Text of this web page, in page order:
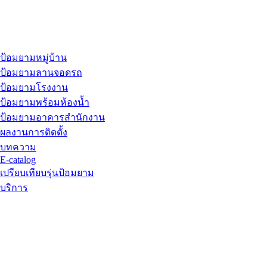
ป้อมยามหมู่บ้าน
ป้อมยามลานจอดรถ
ป้อมยามโรงงาน
ป้อมยามพร้อมห้องน้ำ
ป้อมยามอาคารสำนักงาน
ผลงานการติดตั้ง
บทความ
E-catalog
เปรียบเทียบรุ่นป้อมยาม
บริการ